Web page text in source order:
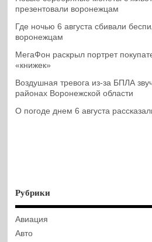
презентовали воронежцам
Где ночью 6 августа сбивали
воронежцам
МегаФон раскрыл портрет
«книжек»
Воздушная тревога из-за БПЛА
районах Воронежской области
О погоде днем 6 августа
Рубрики
Авиация
Авто